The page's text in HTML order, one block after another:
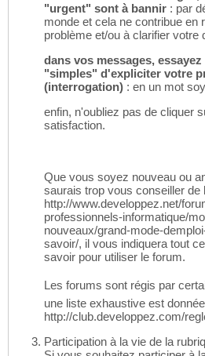
"urgent" sont à bannir : par
monde et cela ne contribue en
problème et/ou à clarifier votre
dans vos messages,
"simples" d'expliciter votre
(interrogation) : en un mot
enfin, n'oubliez pas de cliquer
satisfaction.
Que vous soyez nouveau ou
saurais trop vous conseiller de
http://www.developpez.net/
professionnels-informatique/
nouveaux/grand-mode-
savoir/, il vous indiquera tout
savoir pour utiliser le forum.
Les forums sont régis par
une liste exhaustive est
http://club.developpez.com/
Participation à la vie de la